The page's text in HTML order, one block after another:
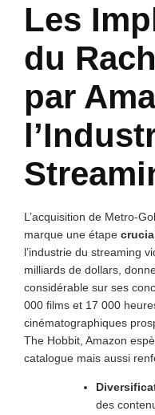
Les
du
par
L’acquisition de Metro-
marque une étape
l’industrie du streaming
milliards de dollars,
considérable sur ses
000 films et 17 000
cinématographiques
The Hobbit, Amazon
catalogue mais aussi
des